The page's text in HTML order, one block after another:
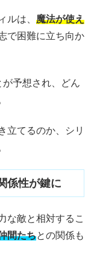
ルは、 魔法が使え
で困難に立ち向か
が予想され、どん
立てるのか、シリ
係性が鍵に
な敵と相対するこ
間たちとの関係も